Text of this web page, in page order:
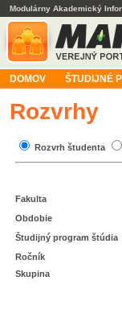
Modulárny Akademický
DOMOV ŠTUDIJNÉ
Rozvrhy
Rozvrh študenta
Fakulta
Obdobie
Študijný program štúdia
Ročník
Skupina